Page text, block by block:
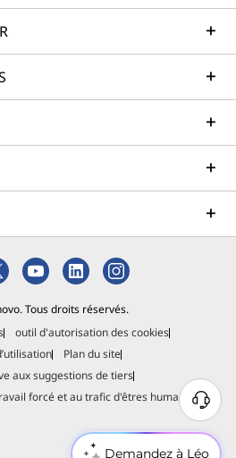
Demandez à Léo
Tous droits réservés.
outil d'autorisation des cookies
Plan du site
aux suggestions de tiers
forcé et au trafic d'êtres humains